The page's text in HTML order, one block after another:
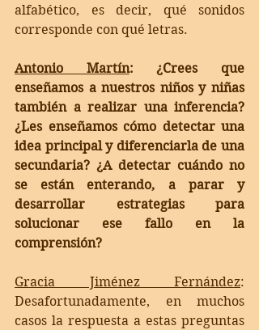
alfabético, es decir, qué sonidos
corresponde con qué letras.
Antonio Martín: ¿Crees que
enseñamos a nuestros niños y niñas
también a realizar una inferencia?
¿Les enseñamos cómo detectar una
idea principal y diferenciarla de una
secundaria? ¿A detectar cuándo no
se están enterando, a parar y
desarrollar estrategias para
solucionar ese fallo en la
comprensión?
Gracia Jiménez Fernández
Desafortunadamente, en muchos
casos la respuesta a estas preguntas